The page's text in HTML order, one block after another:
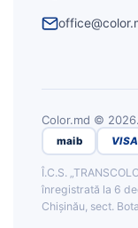
Color.md ©
maib VISA
Î.C.S.
înregistrată la 6
Chișinău, sect.